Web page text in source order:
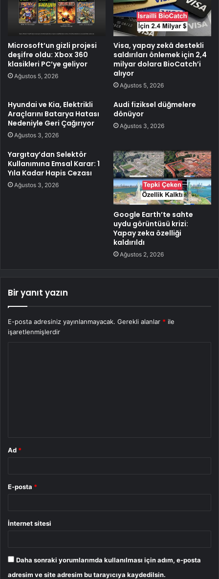
Microsoft’un gizli projesi
deşifre oldu: Xbox 360
klasikleri PC’ye geliyor
Ağustos 5, 2026
Visa, yapay zekâ destekli
saldırıları önlemek için 2,4
milyar dolara BioCatch’i
alıyor
Ağustos 5, 2026
Hyundai ve Kia, Elektrikli
Araçlarını Batarya Hatası
Nedeniyle Geri Çağırıyor
Ağustos 3, 2026
Audi fiziksel düğmelere
dönüyor
Ağustos 3, 2026
Yargıtay’dan Selektör
Kullanımına Emsal Karar: 1
Yıla Kadar Hapis Cezası
Ağustos 3, 2026
Google Earth’te sahte
uydu görüntüsü krizi:
Yapay zeka özelliği
kaldırıldı
Ağustos 2, 2026
Bir yanıt yazın
E-posta adresiniz yayınlanmayacak. Gerekli alanlar * ile
işaretlenmişlerdir
Ad *
E-posta *
İnternet sitesi
Daha sonraki yorumlarımda kullanılması için adım, e-posta
adresim ve site adresim bu tarayıcıya kaydedilsin.